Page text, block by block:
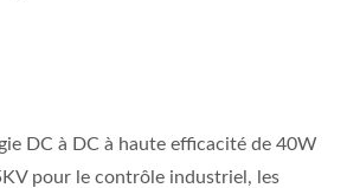
DC à DC à haute efficacité de 40W
pour le contrôle industriel, les